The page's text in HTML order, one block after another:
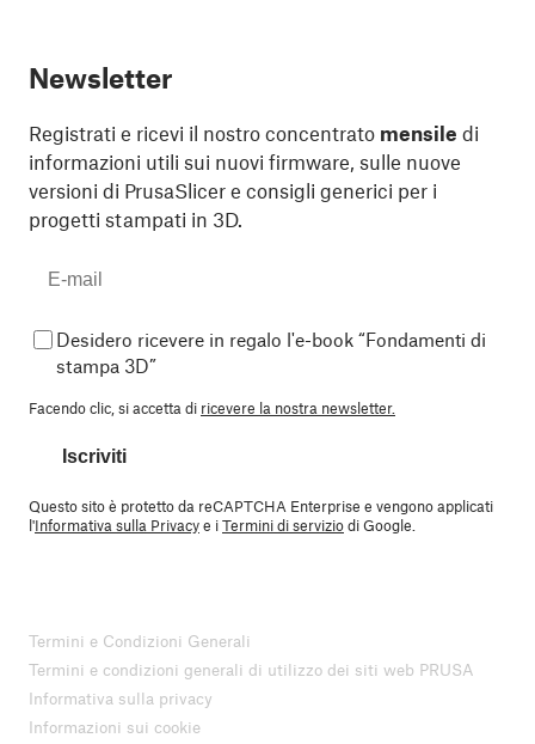
Newsletter
Registrati e ricevi il nostro concentrato mensile di
informazioni utili sui nuovi firmware, sulle nuove
versioni di PrusaSlicer e consigli generici per i
progetti stampati in 3D.
Desidero ricevere in regalo l'e-book “Fondamenti di
stampa 3D”
Facendo clic, si accetta di ricevere la nostra newsletter.
Iscriviti
Questo sito è protetto da reCAPTCHA Enterprise e vengono applicati
l'Informativa sulla Privacye iTermini di serviziodi Google.
Termini e Condizioni Generali
Termini e condizioni generali di utilizzo dei siti web PRUSA
Informativa sulla privacy
Informazioni sui cookie